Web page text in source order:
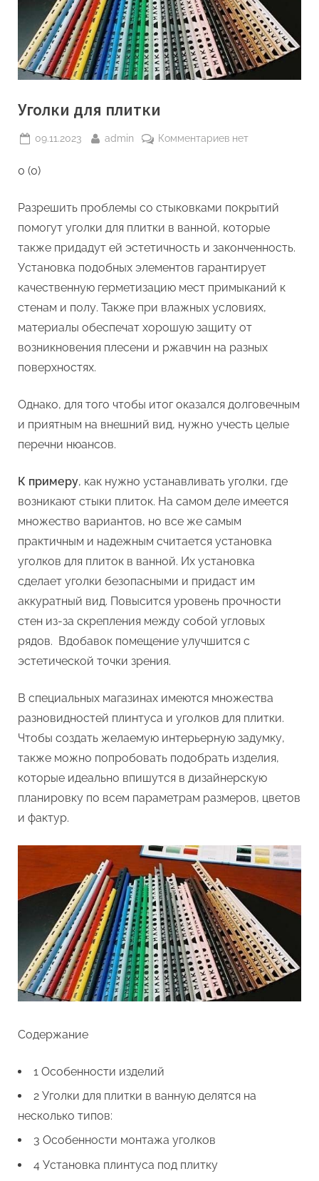
Уголки для плитки
Posted
09.11.2023 By
admin Комментариевк
плитки
нет
0 (0)
Разрешить проблемы со стыковками покрытий
помогут уголки для плитки в ванной, которые
также придадут ей эстетичность и законченность.
Установка подобных элементов гарантирует
качественную герметизацию мест примыканий к
стенам и полу. Также при влажных условиях,
материалы обеспечат хорошую защиту от
возникновения плесени и ржавчин на разных
поверхностях.
Однако, для того чтобы итог оказался долговечным
и приятным на внешний вид, нужно учесть целые
перечни нюансов.
К примеру, как нужно устанавливать уголки, где
возникают стыки плиток. На самом деле имеется
множество вариантов, но все же самым
практичным и надежным считается установка
уголков для плиток в ванной. Их установка
сделает уголки безопасными и придаст им
аккуратный вид. Повысится уровень прочности
стен из-за скрепления между собой угловых
рядов. Вдобавок помещение улучшится с
эстетической точки зрения.
В специальных магазинах имеются множества
разновидностей плинтуса и уголков для плитки.
Чтобы создать желаемую интерьерную задумку,
также можно попробовать подобрать изделия,
которые идеально впишутся в дизайнерскую
планировку по всем параметрам размеров, цветов
и фактур.
Содержание
1 Особенности изделий
2 Уголки для плитки в ванную делятся на
несколько типов:
3 Особенности монтажа уголков
4 Установка плинтуса под плитку